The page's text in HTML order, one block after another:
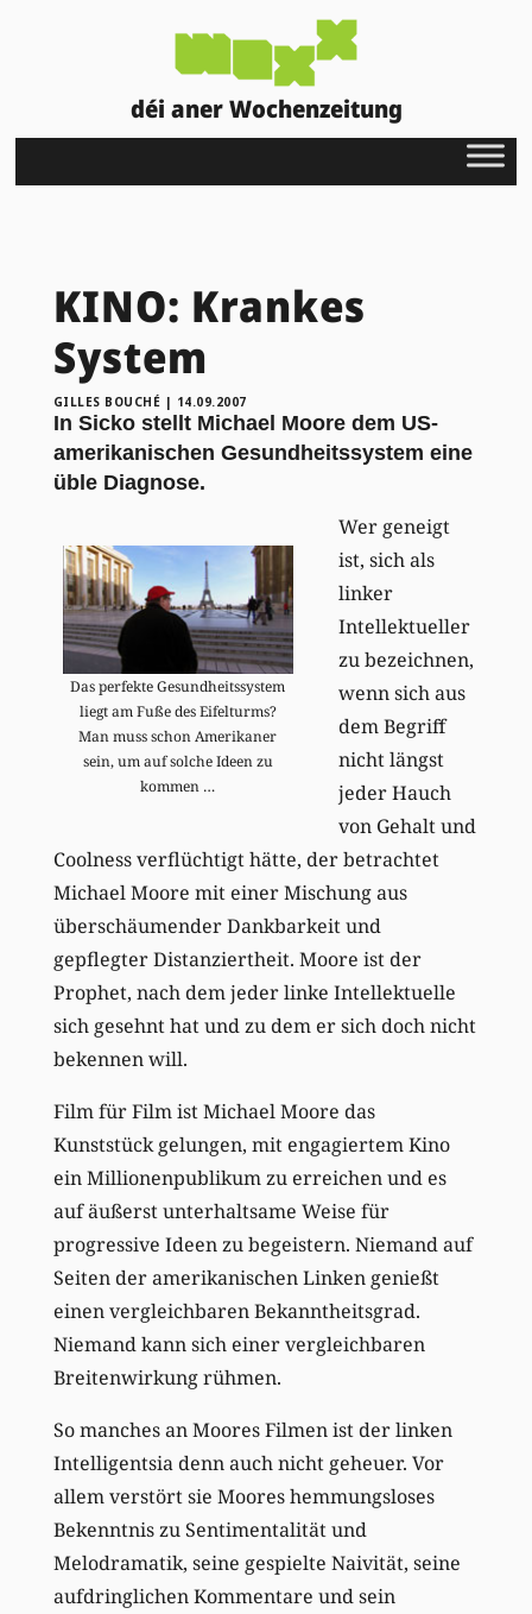
déi aner Wochenzeitung
KINO: Krankes
System
GILLES BOUCHÉ | 14.09.2007
In Sicko stellt Michael Moore dem US-
amerikanischen Gesundheitssystem eine
üble Diagnose.
Das perfekte Gesundheitssystem
liegt am Fuße des Eifelturms?
Man muss schon Amerikaner
sein, um auf solche Ideen zu
kommen …
Wer geneigt
ist, sich als
linker
Intellektueller
zu bezeichnen,
wenn sich aus
dem Begriff
nicht längst
jeder Hauch
von Gehalt und
Coolness verflüchtigt hätte, der betrachtet
Michael Moore mit einer Mischung aus
überschäumender Dankbarkeit und
gepflegter Distanziertheit. Moore ist der
Prophet, nach dem jeder linke Intellektuelle
sich gesehnt hat und zu dem er sich doch nicht
bekennen will.
Film für Film ist Michael Moore das
Kunststück gelungen, mit engagiertem Kino
ein Millionenpublikum zu erreichen und es
auf äußerst unterhaltsame Weise für
progressive Ideen zu begeistern. Niemand auf
Seiten der amerikanischen Linken genießt
einen vergleichbaren Bekanntheitsgrad.
Niemand kann sich einer vergleichbaren
Breitenwirkung rühmen.
So manches an Moores Filmen ist der linken
Intelligentsia denn auch nicht geheuer. Vor
allem verstört sie Moores hemmungsloses
Bekenntnis zu Sentimentalität und
Melodramatik, seine gespielte Naivität, seine
aufdringlichen Kommentare und sein